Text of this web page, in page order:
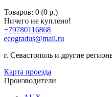
Товаров: 0 (0 р.)
Ничего не куплено!
+79780116868
ecogradus@mail.ru
г. Севастополь и другие
Карта проезда
Производители